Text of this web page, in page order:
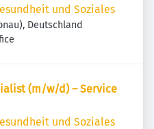
und Soziales
Deutschland
(m/w/d) – Service
und Soziales